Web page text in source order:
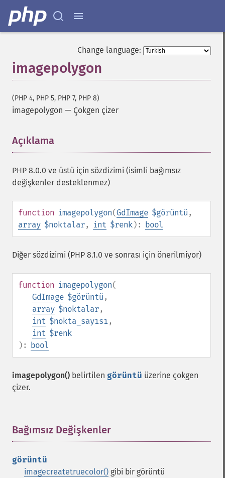
Change language:
imagepolygon
(PHP 4, PHP 5, PHP 7, PHP 8)
imagepolygon — Çokgen çizer
Açıklama
PHP 8.0.0 ve üstü için sözdizimi (isimli bağımsız
değişkenler desteklenmez)
function imagepolygon(GdImage $görüntü ,
array $noktalar, int $renk): bool
Diğer sözdizimi (PHP 8.1.0 ve sonrası için önerilmiyor)
function imagepolygon(
GdImage $görüntü ,
array $noktalar,
int $nokta_sayısı,
int $renk
): bool
imagepolygon() belirtilen görüntü üzerine çokgen
çizer.
Bağımsız Değişkenler
görüntü
imagecreatetruecolor() gibi bir görüntü